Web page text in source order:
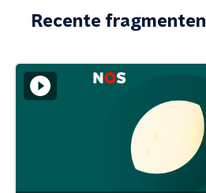
Recente fragmenten